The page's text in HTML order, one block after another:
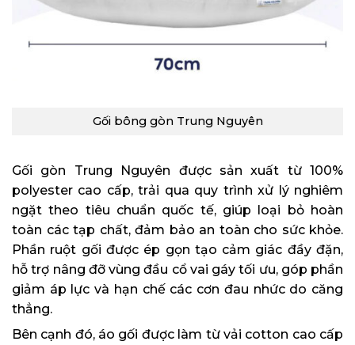
Gối bông gòn Trung Nguyên
Gối gòn Trung Nguyên được sản xuất từ 100%
polyester cao cấp, trải qua quy trình xử lý nghiêm
ngặt theo tiêu chuẩn quốc tế, giúp loại bỏ hoàn
toàn các tạp chất, đảm bảo an toàn cho sức khỏe.
Phần ruột gối được ép gọn tạo cảm giác đầy đặn,
hỗ trợ nâng đỡ vùng đầu cổ vai gáy tối ưu, góp phần
giảm áp lực và hạn chế các cơn đau nhức do căng
thẳng.
Bên cạnh đó, áo gối được làm từ vải cotton cao cấp